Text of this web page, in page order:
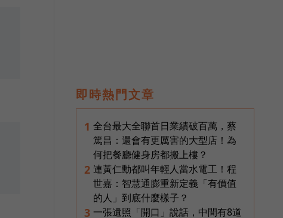
即時熱門文章
1 全台最大全聯首日業績破百萬，蔡
篤昌：還會有更厲害的大型店！為
何把餐廳健身房都搬上樓？
2 連黃仁勳都叫年輕人當水電工！程
世嘉：智慧通膨重新定義「有價值
的人」到底什麼樣子？
3 一張遺照「開口」說話，中間有8道